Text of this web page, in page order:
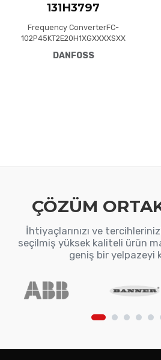
131H3797
Frequency ConverterFC-
102P45KT2E20H1XGXXXXSXX
Drive FC-102(P45K) 45 KW /
DANFOSS
ÇÖZÜM
İhtiyaçlarınızı ve
seçilmiş yüksek kaliteli ürün
geniş bir yelpazeyi